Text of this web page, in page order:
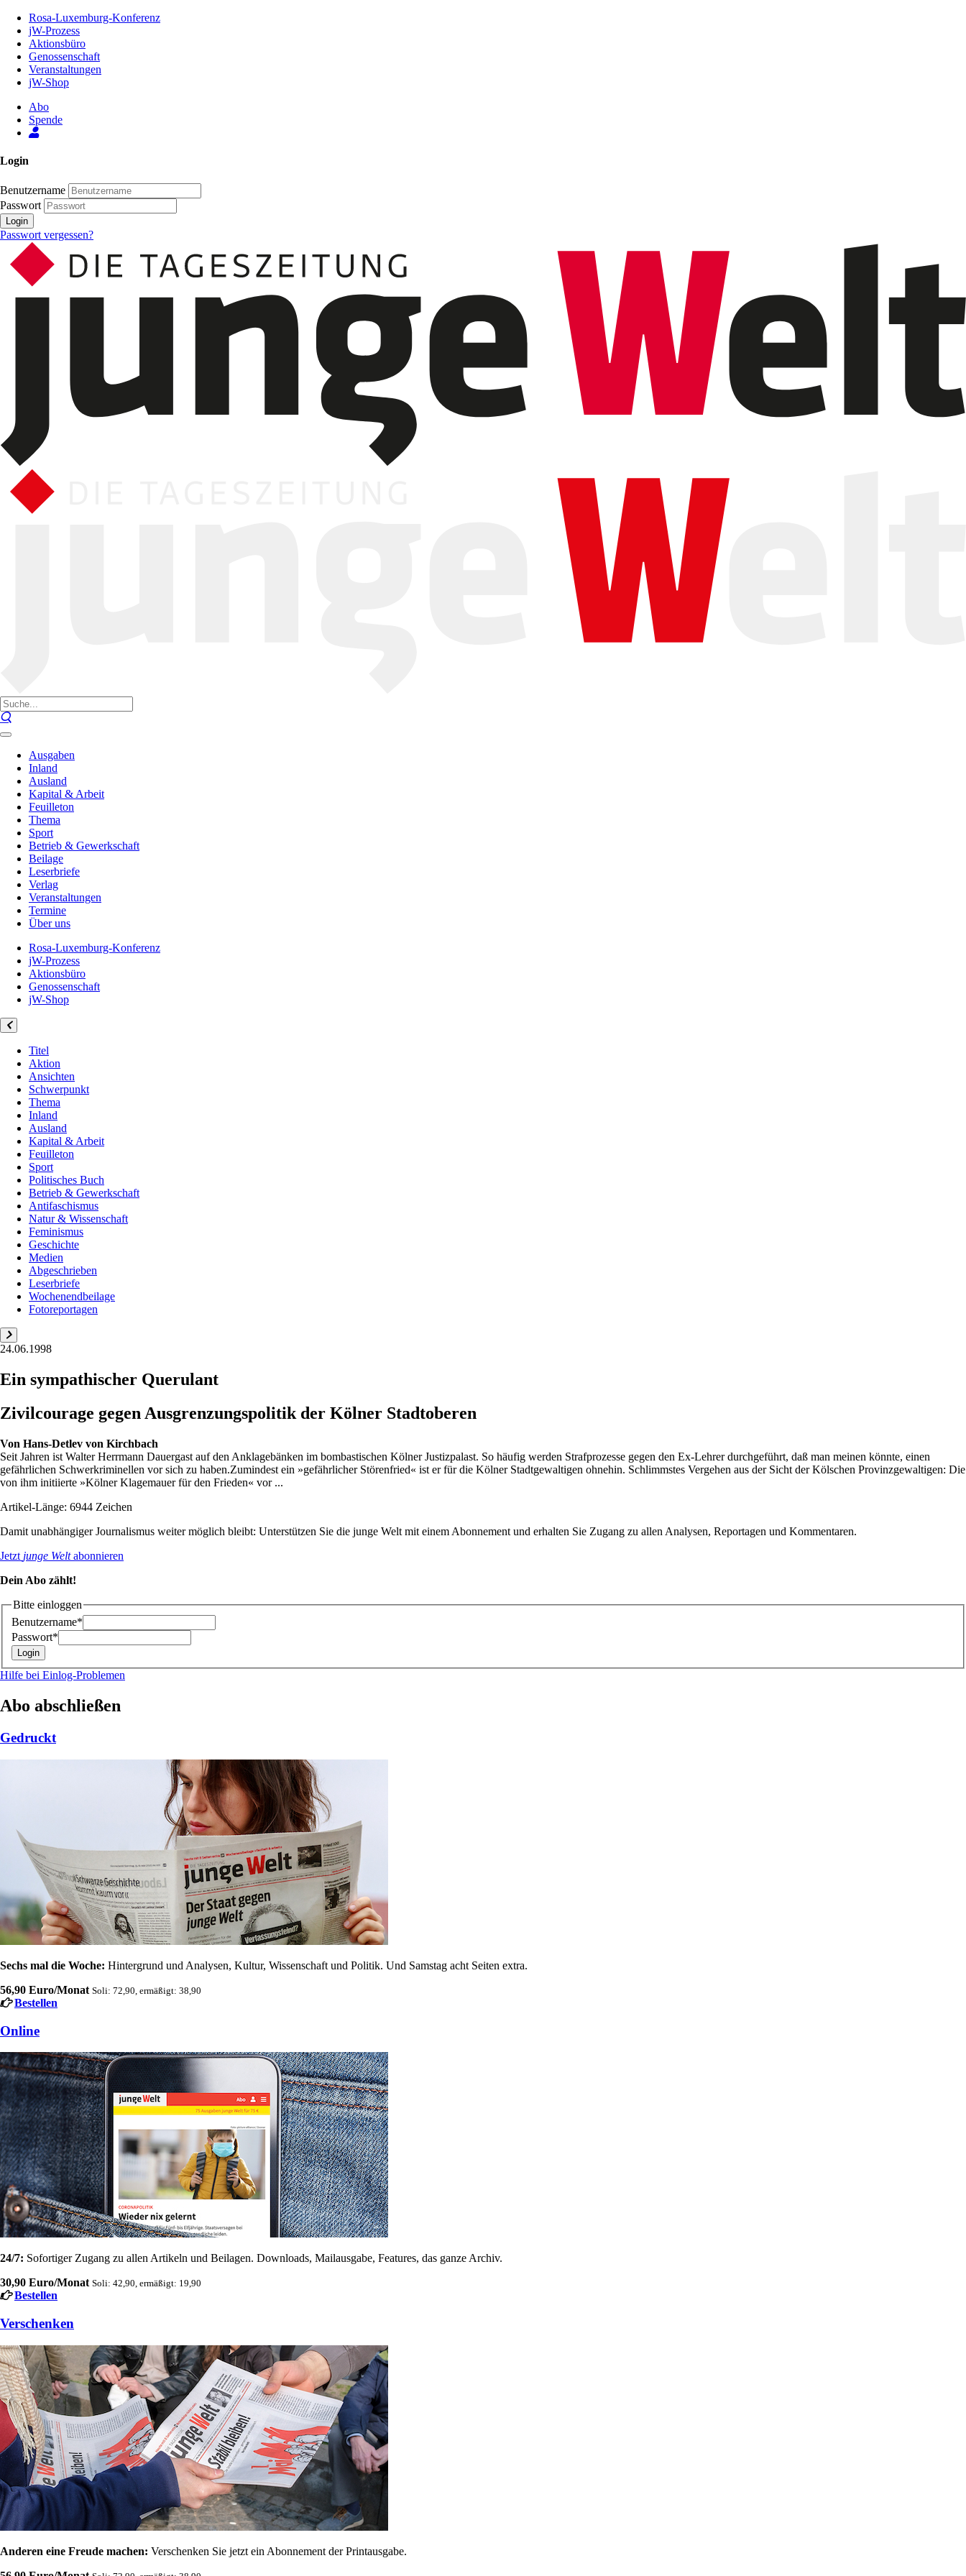
Inhalt
Seite
Rosa-Luxemburg-Konferenz
jW-Prozess
Aktionsbüro
Genossenschaft
Veranstaltungen
jW-Shop
Abo
Spende
Login
Benutzername
Passwort
Login
Passwort vergessen?
Ausgaben
Inland
Ausland
Kapital & Arbeit
Feuilleton
Thema
Sport
Betrieb & Gewerkschaft
Beilage
Leserbriefe
Verlag
Veranstaltungen
Termine
Über uns
Rosa-Luxemburg-Konferenz
jW-Prozess
Aktionsbüro
Genossenschaft
jW-Shop
Titel
Aktion
Ansichten
Schwerpunkt
Thema
Inland
Ausland
Kapital & Arbeit
Feuilleton
Sport
Politisches Buch
Betrieb & Gewerkschaft
Antifaschismus
Natur & Wissenschaft
Feminismus
Geschichte
Medien
Abgeschrieben
Leserbriefe
Wochenendbeilage
Fotoreportagen
24.06.1998
Ein sympathischer Querulant
Zivilcourage gegen Ausgrenzungspolitik der Kölner Stadtoberen
Von Hans-Detlev von Kirchbach
Seit Jahren ist Walter Herrmann Dauergast auf den Anklagebänken im bombastischen Kölner Justizpalast. So häufig werden Strafprozesse gegen den Ex-Lehrer durchgeführt, daß man meinen könnte, einen
gefährlichen Schwerkriminellen vor sich zu haben.Zumindest ein »gefährlicher Störenfried« ist er für die Kölner Stadtgewaltigen ohnehin. Schlimmstes Vergehen aus der Sicht der Kölschen Provinzgewaltigen: Die
von ihm initiierte »Kölner Klagemauer für den Frieden« vor ...
Artikel-Länge: 6944 Zeichen
Damit unabhängiger Journalismus weiter möglich bleibt: Unterstützen Sie die junge Welt mit einem Abonnement und erhalten Sie Zugang zu allen Analysen, Reportagen und Kommentaren.
Jetzt junge Weltabonnieren
Dein Abo zählt!
Bitte einloggen
Benutzername*
Passwort*
Hilfe bei Einlog-Problemen
Abo abschließen
Gedruckt
Sechs mal die Woche: Hintergrund und Analysen, Kultur, Wissenschaft und Politik. Und Samstag acht Seiten extra.
56,90 Euro/Monat Soli: 72,90, ermäßigt: 38,90
Bestellen
Online
24/7: Sofortiger Zugang zu allen Artikeln und Beilagen. Downloads, Mailausgabe, Features, das ganze Archiv.
30,90 Euro/Monat Soli: 42,90, ermäßigt: 19,90
Bestellen
Verschenken
Anderen eine Freude machen: Verschenken Sie jetzt ein Abonnement der Printausgabe.